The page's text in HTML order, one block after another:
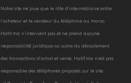
Notre site ne joue que le rôle d’intermédiaire entre
l’acheteur et le vendeur du téléphone au maroc.
Hatif.ma n’intervient pas et ne prend aucune
responsabilité juridique ou autre du déroulement
des transactions d’achat et vente, Hatif.ma n’est pas
responsable des téléphones proposés sur le site.